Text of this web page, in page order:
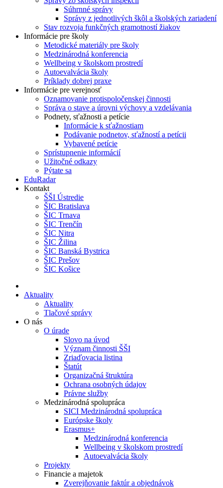
Súhrnné správy
Správy z jednotlivých škôl a školských zariadení
Stav rozvoja funkčných gramotností žiakov
Informácie pre školy
Metodické materiály pre školy
Medzinárodná konferencia
Wellbeing v školskom prostredí
Autoevalvácia školy
Príklady dobrej praxe
Informácie pre verejnosť
Oznamovanie protispoločenskej činnosti
Správa o stave a úrovni výchovy a vzdelávania
Podnety, sťažnosti a petície
Informácie k sťažnostiam
Podávanie podnetov, sťažností a petícii
Vybavené petície
Sprístupnenie informácií
Užitočné odkazy
Pýtate sa
EduRadar
Kontakt
ŠŠI Ústredie
ŠIC Bratislava
ŠIC Trnava
ŠIC Trenčín
ŠIC Nitra
ŠIC Žilina
ŠIC Banská Bystrica
ŠIC Prešov
ŠIC Košice
Aktuality
Aktuality
Tlačové správy
O nás
O úrade
Slovo na úvod
Význam činnosti ŠŠI
Zriaďovacia listina
Štatút
Organizačná štruktúra
Ochrana osobných údajov
Právne služby
Medzinárodná spolupráca
SICI Medzinárodná spolupráca
Európske školy
Erasmus+
Medzinárodná konferencia
Wellbeing v školskom prostredí
Autoevalvácia školy
Projekty
Financie a majetok
Zverejňovanie faktúr a objednávok